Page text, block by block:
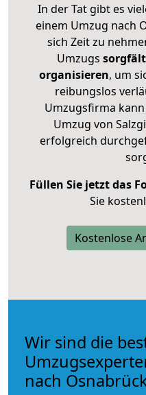
In der Tat gibt es
einem Umzug nach
sich Zeit zu
Umzugs
organisieren, um
reibungslos
Umzugsfirma
Umzug von
erfolgreich
Füllen Sie jetzt das
Sie
Kostenlose
Wir sind die
nach